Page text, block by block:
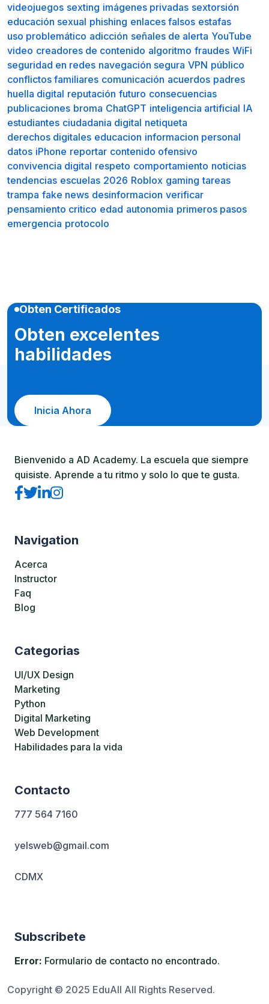
videojuegos sexting imágenes privadas sextorsión
educación sexual phishing enlaces falsos estafas
uso problemático adicción señales de alerta YouTube
video creadores de contenido algoritmo fraudes WiFi
seguridad en redes navegación segura VPN público
conflictos familiares comunicación acuerdos padres
huella digital reputación futuro consecuencias
publicaciones broma ChatGPT inteligencia artificial IA
estudiantes ciudadania digital netiqueta
derechos digitales educacion informacion personal
datos iPhone reportar contenido ofensivo
convivencia digital respeto comportamiento noticias
tendencias escuelas 2026 Roblox gaming tareas
trampa fake news desinformacion verificar
pensamiento critico edad autonomia primeros pasos
emergencia protocolo
Obten Certificados
Obten excelentes
habilidades
Inicia Ahora
Bienvenido a AD Academy. La escuela que siempre
quisiste. Aprende a tu ritmo y solo lo que te gusta.
Navigation
Acerca
Instructor
Faq
Blog
Categorias
UI/UX Design
Marketing
Python
Digital Marketing
Web Development
Habilidades para la vida
Contacto
777 564 7160
yelsweb@gmail.com
CDMX
Subscribete
Error: Formulario de contacto no encontrado.
Copyright © 2025 EduAll All Rights Reserved.